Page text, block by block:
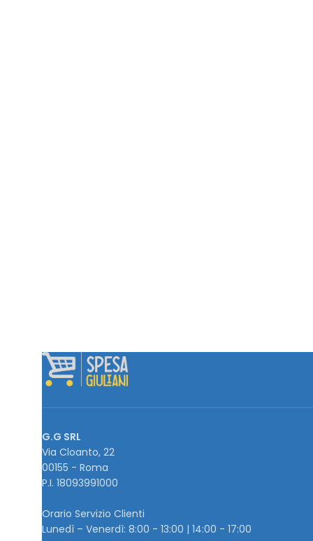
G.G SRL
Via Cloanto, 22
00155 - Roma
P.I. ‭18093991000
Orario Servizio Clienti
Lunedì – Venerdì: 8:00 - 13:00 | 14:00 - 17:00